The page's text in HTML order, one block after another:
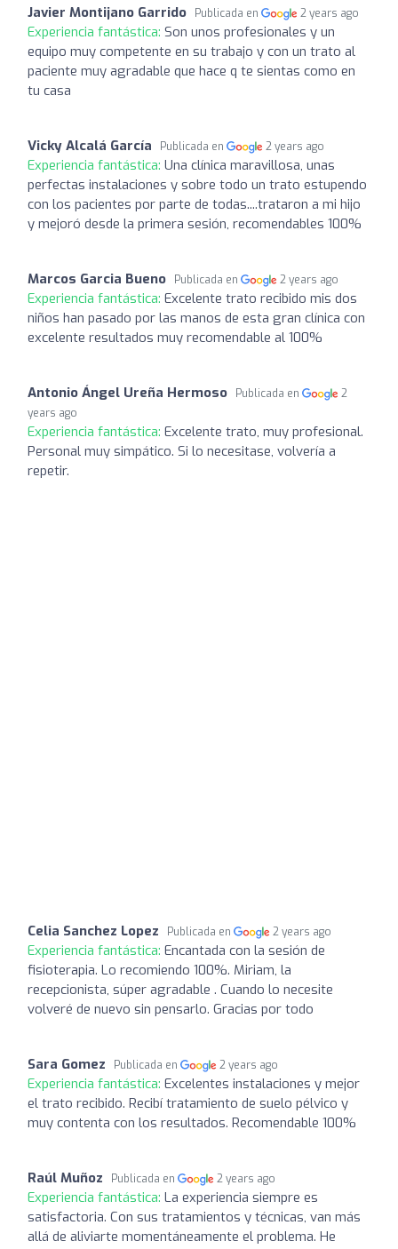
Javier Montijano Garrido Publicada en 2 years ago
Experiencia fantástica: Son unos profesionales y un
equipo muy competente en su trabajo y con un trato al
paciente muy agradable que hace q te sientas como en
tu casa
Vicky Alcalá García Publicada en 2 years ago
Experiencia fantástica: Una clínica maravillosa, unas
perfectas instalaciones y sobre todo un trato estupendo
con los pacientes por parte de todas....trataron a mi hijo
y mejoró desde la primera sesión, recomendables 100%
Marcos Garcia Bueno Publicada en 2 years ago
Experiencia fantástica: Excelente trato recibido mis dos
niños han pasado por las manos de esta gran clínica con
excelente resultados muy recomendable al 100%
Antonio Ángel Ureña Hermoso Publicada en
2
years ago
Experiencia fantástica: Excelente trato, muy profesional.
Personal muy simpático. Si lo necesitase, volvería a
repetir.
Celia Sanchez Lopez Publicada en 2 years ago
Experiencia fantástica: Encantada con la sesión de
fisioterapia. Lo recomiendo 100%. Miriam, la
recepcionista, súper agradable . Cuando lo necesite
volveré de nuevo sin pensarlo. Gracias por todo
Sara Gomez Publicada en 2 years ago
Experiencia fantástica: Excelentes instalaciones y mejor
el trato recibido. Recibí tratamiento de suelo pélvico y
muy contenta con los resultados. Recomendable 100%
Raúl Muñoz Publicada en 2 years ago
Experiencia fantástica: La experiencia siempre es
satisfactoria. Con sus tratamientos y técnicas, van más
allá de aliviarte momentáneamente el problema. He